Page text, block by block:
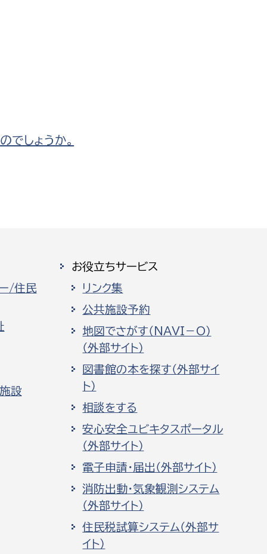
しょうか。
/住民
設
お役立ちサービス
リンク集
公共施設予約
地図でさがす（NAVI－O）
（外部サイト）
図書館の本を探す（外部サイ
ト）
相談をする
安心安全ユビキタスポータル
（外部サイト）
電子申請・届出（外部サイト）
消防出動・気象観測システム
（外部サイト）
住民税試算システム（外部サ
イト）